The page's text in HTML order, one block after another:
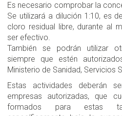
Es necesario comprobar la
Se utilizará a dilución 1:10, es
cloro residual libre, durante al
ser efectivo.
También se podrán utilizar
siempre que estén
Ministerio de Sanidad, Servicios
Estas actividades deberán
empresas autorizadas, que
formados para estas